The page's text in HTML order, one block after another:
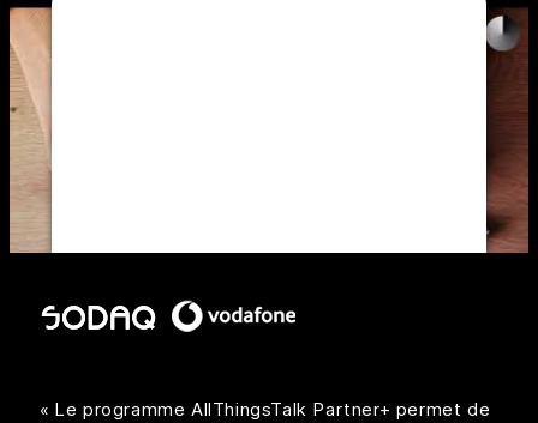
« Le programme AllThingsTalk Partner+ permet de